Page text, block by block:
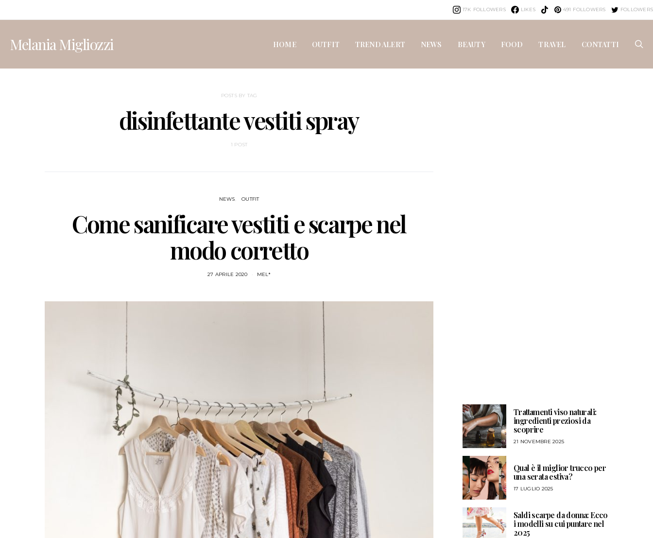
17K FOLLOWERS LIKES 491 FOLLOWERS FOLLOWERS
Melania Migliozzi HOME OUTFIT TREND ALERT NEWS BEAUTY FOOD TRAVEL CONTATTI
POSTS BY TAG
disinfettante vestiti spray
1 POST
NEWS OUTFIT
Come sanificare vestiti e scarpe nel
modo corretto
27 APRILE 2020 MEL*
Trattamenti viso naturali:
ingredienti preziosi da
scoprire
21 NOVEMBRE 2025
Qual è il miglior trucco per
una serata estiva?
17 LUGLIO 2025
Saldi scarpe da donna: Ecco
i modelli su cui puntare nel
2025